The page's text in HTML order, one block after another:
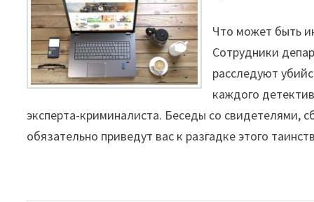
Что может быть
Сотрудники
расследуют
каждого
эксперта-криминалиста. Беседы со свидетелями,
обязательно приведут вас к разгадке этого